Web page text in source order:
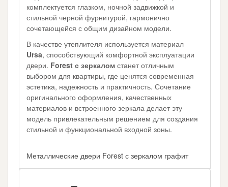
комплектуется глазком, ночной задвижкой и
стильной черной фурнитурой, гармонично
сочетающейся с общим дизайном модели.
В качестве утеплителя используется материал
Ursa, способствующий комфортной эксплуатации
двери. Forest с зеркалом станет отличным
выбором для квартиры, где ценятся современная
эстетика, надежность и практичность. Сочетание
оригинального оформления, качественных
материалов и встроенного зеркала делает эту
модель привлекательным решением для создания
стильной и функциональной входной зоны.
Металлические двери Forest с зеркалом графит